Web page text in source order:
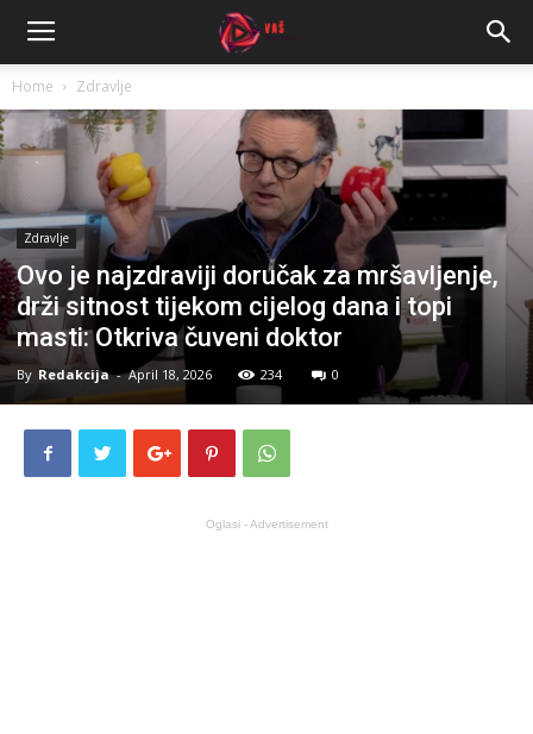
Home Zdravlje
Zdravlje
Ovo je najzdraviji doručak za mršavljenje,
drži sitnost tijekom cijelog dana i topi
masti: Otkriva čuveni doktor
By Redakcija - April 18, 2026 234 0
Oglasi - Advertisement